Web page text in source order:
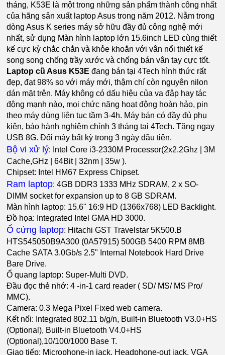
tháng, K53E là một trong những sản phẩm thành công nhất
của hãng sản xuất laptop Asus trong năm 2012. Nằm trong
dòng Asus K series máy sở hữu đầy đủ công nghệ mới
nhất, sử dụng Màn hình laptop lớn 15.6inch LED cùng thiết
kế cực kỳ chắc chắn và khỏe khoắn với vân nổi thiết kế
song song chống trầy xước và chống bán vân tay cực tốt.
Laptop cũ Asus K53Eđang bán tại 4Tech hình thức rất
đẹp, đạt 98% so với máy mới, thậm chí còn nguyên nilon
dán mặt trên. Máy không có dấu hiệu của va đập hay tác
động mạnh nào, mọi chức năng hoạt động hoàn hảo, pin
theo máy dùng liên tục tầm 3-4h. Máy bán có đầy đủ phụ
kiện, bảo hành nghiêm chỉnh 3 tháng tại 4Tech. Tặng ngay
USB 8G. Đổi máy bất kỳ trong 3 ngày đầu tiên.
Bộ vi xử lý: Intel Core i3-2330M Processor(2x2.2Ghz | 3M
Cache,GHz | 64Bit | 32nm | 35w ).
Chipset: Intel HM67 Express Chipset.
Ram laptop: 4GB DDR3 1333 MHz SDRAM, 2 x SO-
DIMM socket for expansion up to 8 GB SDRAM.
Màn hình laptop: 15.6" 16:9 HD (1366x768) LED Backlight.
Đồ họa: Integrated Intel GMA HD 3000.
Ổ cứng laptop: Hitachi GST Travelstar 5K500.B
HTS545050B9A300 (0A57915) 500GB 5400 RPM 8MB
Cache SATA 3.0Gb/s 2.5" Internal Notebook Hard Drive
Bare Drive.
Ổ quang laptop: Super-Multi DVD.
Đầu đọc thẻ nhớ: 4 -in-1 card reader ( SD/ MS/ MS Pro/
MMC).
Camera: 0.3 Mega Pixel Fixed web camera.
Kết nối: Integrated 802.11 b/g/n, Built-in Bluetooth V3.0+HS
(Optional), Built-in Bluetooth V4.0+HS
(Optional),10/100/1000 Base T.
Giao tiếp: Microphone-in jack, Headphone-out jack, VGA